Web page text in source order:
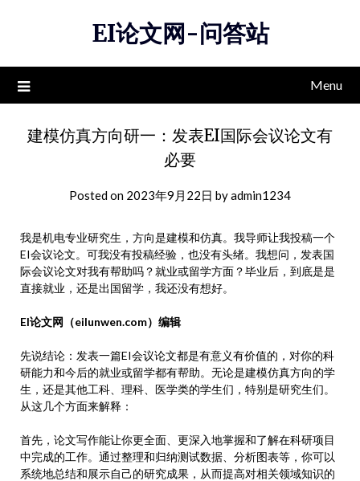
EI论文网-问答站
Menu
建模仿真方向研一：发表EI国际会议论文有
必要
Posted on 2023年9月22日 byadmin1234
我是机电专业研究生，方向是建模和仿真。我导师让我投稿一个
EI会议论文。可我没有投稿经验，也没有头绪。我想问，发表国
际会议论文对我有帮助吗？就业或留学方面？毕业后，到底是是
直接就业，还是出国留学，我还没有想好。
EI论文网（eilunwen.com）编辑
先说结论：发表一篇EI会议论文都是有意义有价值的，对你的科
研能力和今后的就业或留学都有帮助。无论是建模仿真方向的学
生，还是其他工科、理科、医学类的学生们，特别是研究生们。
从这几个方面来解释：
首先，论文写作能让你更全面、更深入地掌握和了解在科研项目
中完成的工作。通过整理和归纳测试数据、分析图表等，你可以
系统地总结和展示自己的研究成果，从而提高对相关领域知识的